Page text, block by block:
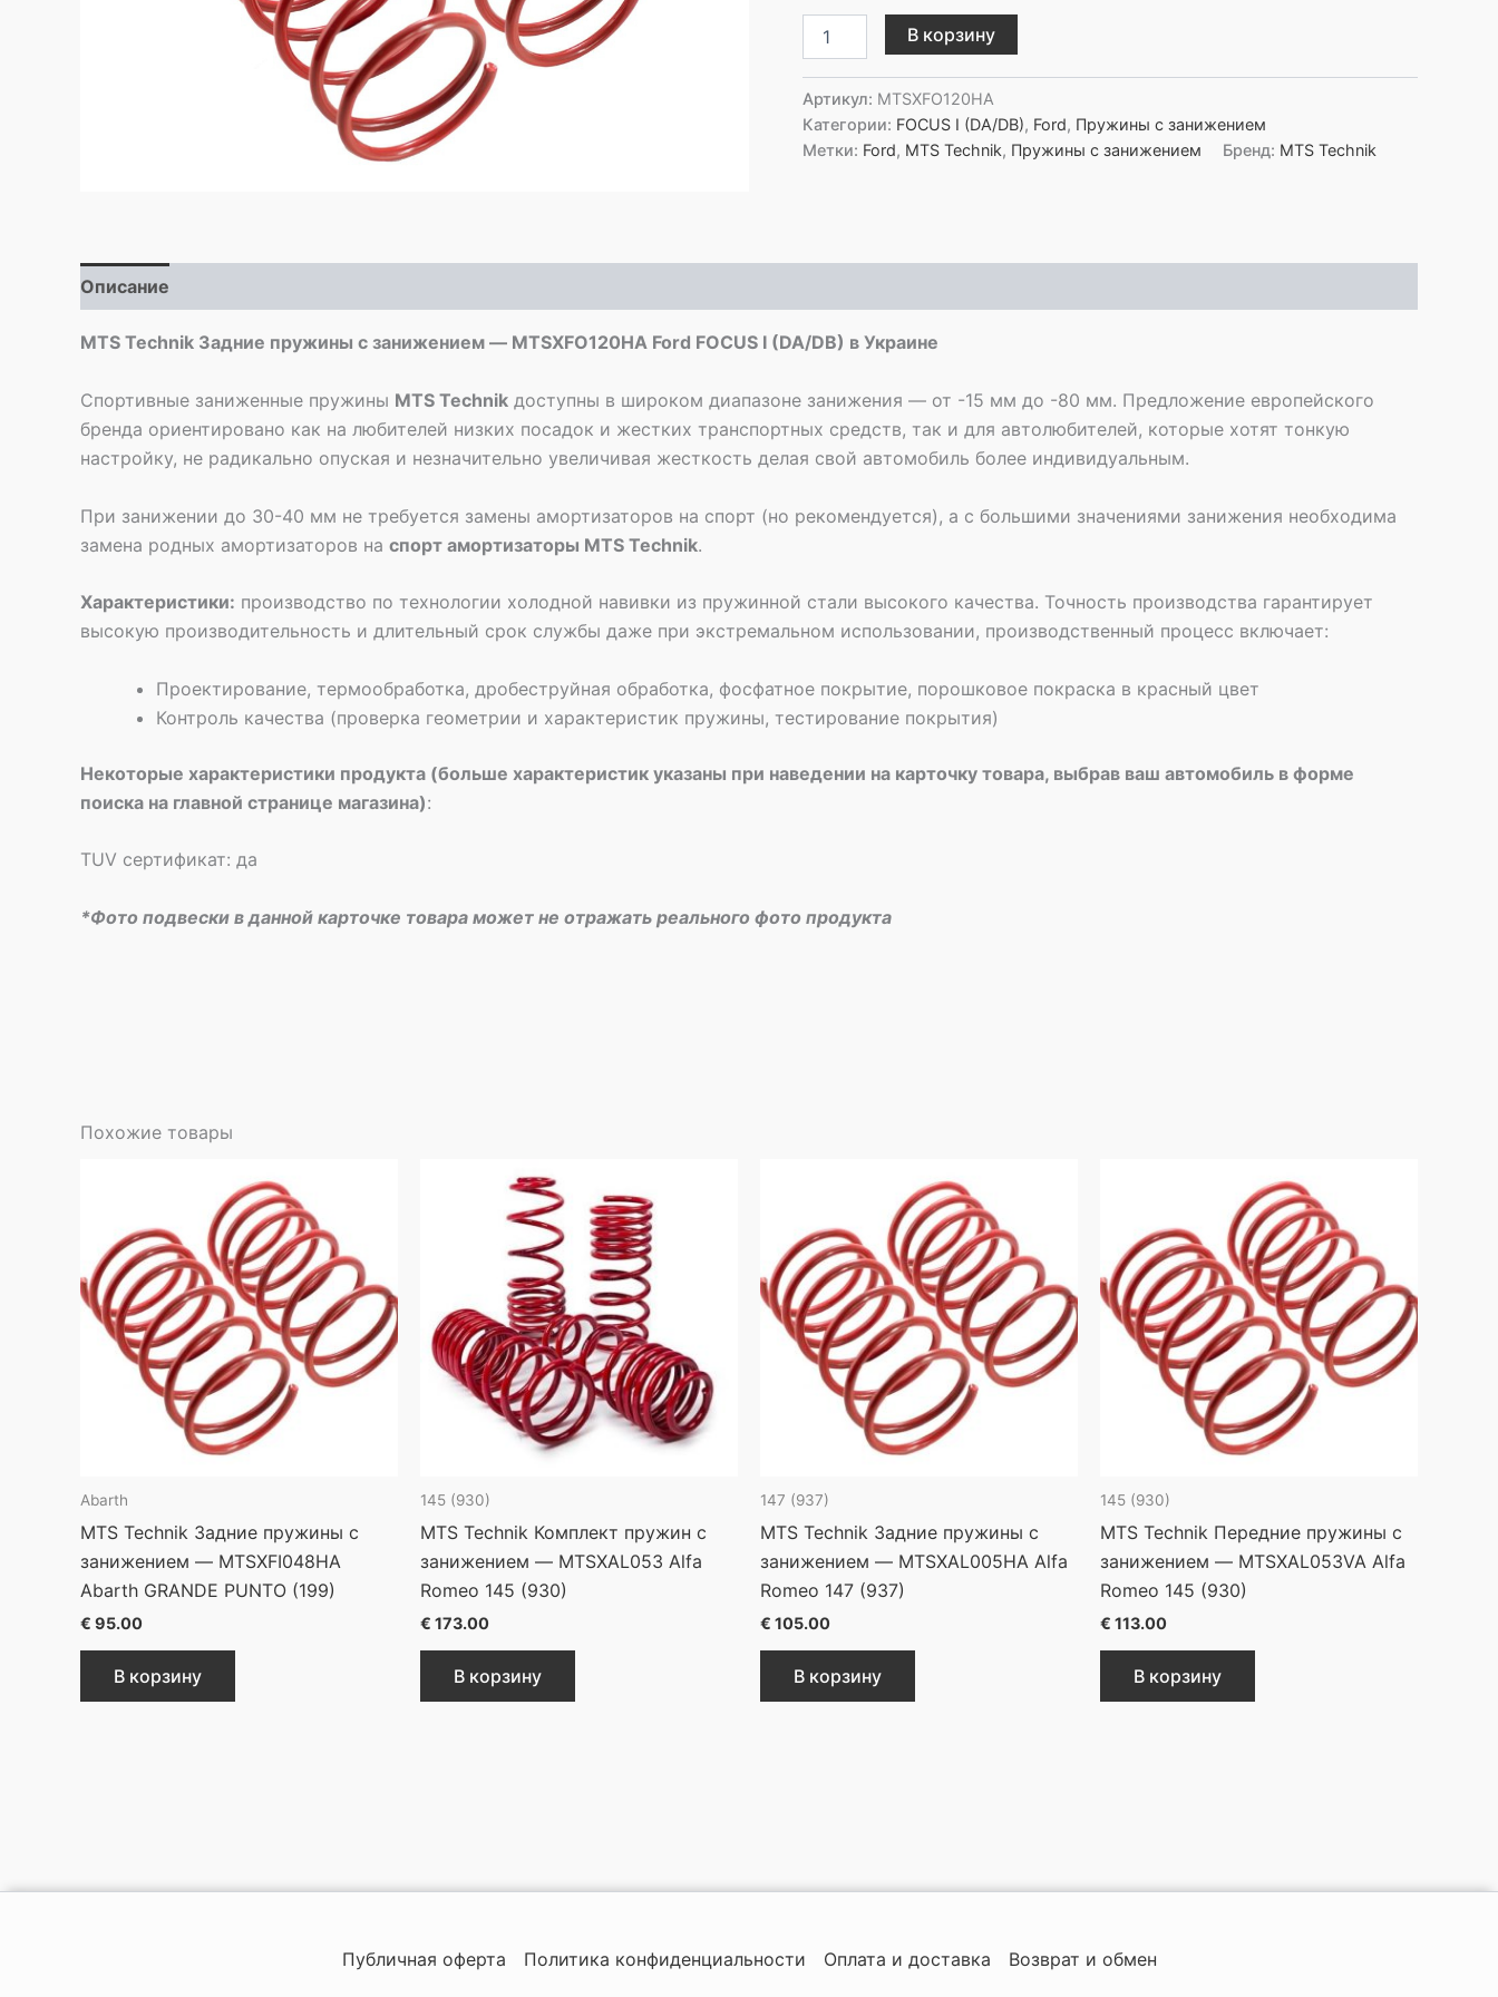
товара
Technik
Задние
пружины
с
FOCUS
(DA/DB)
В корзину
Артикул: MTSXFO120HA
Категории: FOCUS I (DA/DB), Ford, Пружины с занижением
Метки: Ford, MTS Technik, Пружины с занижением Бренд: MTS Technik
Описание
MTS Technik Задние пружины с занижением — MTSXFO120HA Ford FOCUS I (DA/DB) в Украине
Спортивные заниженные пружины MTS Technik доступны в широком диапазоне занижения — от -15 мм до -80 мм. Предложение европейского
бренда ориентировано как на любителей низких посадок и жестких транспортных средств, так и для автолюбителей, которые хотят тонкую
настройку, не радикально опуская и незначительно увеличивая жесткость делая свой автомобиль более индивидуальным.
При занижении до 30-40 мм не требуется замены амортизаторов на спорт (но рекомендуется), а с большими значениями занижения необходима
замена родных амортизаторов на спорт амортизаторы MTS Technik.
Характеристики: производство по технологии холодной навивки из пружинной стали высокого качества. Точность производства гарантирует
высокую производительность и длительный срок службы даже при экстремальном использовании, производственный процесс включает:
Проектирование, термообработка, дробеструйная обработка, фосфатное покрытие, порошковое покраска в красный цвет
Контроль качества (проверка геометрии и характеристик пружины, тестирование покрытия)
Некоторые характеристики продукта (больше характеристик указаны при наведении на карточку товара, выбрав ваш автомобиль в форме
поиска на главной странице магазина):
TUV сертификат: да
*Фото подвески в данной карточке товара может не отражать реального фото продукта
Похожие товары
Abarth
MTS Technik Задние пружины с
занижением — MTSXFI048HA
Abarth GRANDE PUNTO (199)
€ 95.00
В корзину
145 (930)
MTS Technik Комплект пружин с
занижением — MTSXAL053 Alfa
Romeo 145 (930)
€ 173.00
В корзину
147 (937)
MTS Technik Задние пружины с
занижением — MTSXAL005HA Alfa
Romeo 147 (937)
€ 105.00
В корзину
145 (930)
MTS Technik Передние пружины с
занижением — MTSXAL053VA Alfa
Romeo 145 (930)
€ 113.00
В корзину
Публичная оферта Политика конфиденциальности Оплата и доставка Возврат и обмен